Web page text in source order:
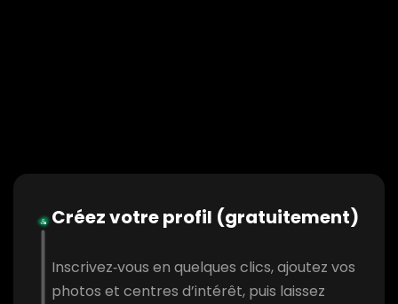
Créez votre profil (gratuitement)
Inscrivez‑vous en quelques clics, ajoutez vos
photos et centres d’intérêt, puis laissez